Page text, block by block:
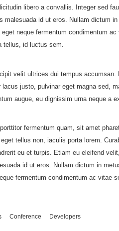
libero a convallis. Integer sed
malesuada id ut eros. Nullam dictum
eget neque fermentum condimentum
tellus, id luctus sem.
velit ultrices dui tempus accumsan.
lacus justo, pulvinar eget magna sed,
augue, eu dignissim urna neque a
fermentum quam, sit amet
tellus non, iaculis porta lorem.
eu et turpis. Etiam eu eleifend
id ut eros. Nullam dictum in
fermentum condimentum ac vitae
Conference Developers